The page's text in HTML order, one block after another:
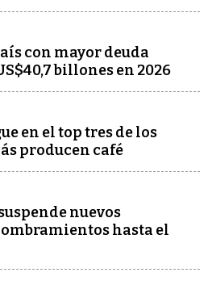
con mayor deuda
billones en 2026
en el top tres de los
producen café
nuevos
hasta el